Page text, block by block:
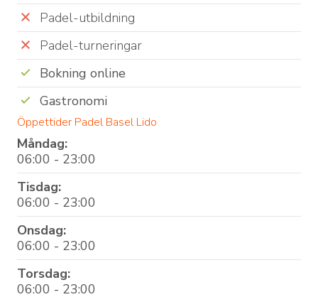
Padel-utbildning
Padel-turneringar
Bokning online
Gastronomi
Öppettider Padel Basel Lido
Måndag:
06:00 - 23:00
Tisdag:
06:00 - 23:00
Onsdag:
06:00 - 23:00
Torsdag:
06:00 - 23:00